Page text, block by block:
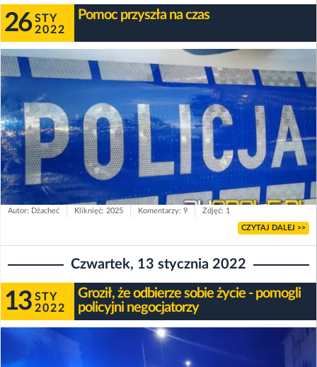
26 STY
2022
Pomoc przyszła na czas
Autor: Dżacheć Kliknięć: 2025 Komentarzy: 9 Zdjęć: 1
CZYTAJ DALEJ >>
Czwartek, 13 stycznia 2022
13 STY
2022
Groził, że odbierze sobie życie - pomogli
policyjni negocjatorzy